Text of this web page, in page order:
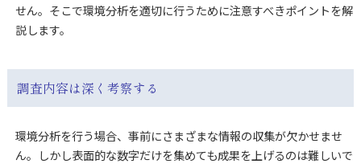
せん。そこで環境分析を適切に行うために注意すべきポイントを解
説します。
調査内容は深く考察する
環境分析を行う場合、事前にさまざまな情報の収集が欠かせませ
ん。しかし表面的な数字だけを集めても成果を上げるのは難しいで